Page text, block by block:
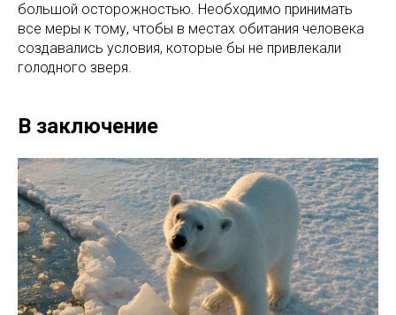
большой осторожностью. Необходимо принимать
все меры к тому, чтобы в местах обитания человека
создавались условия, которые бы не привлекали
голодного зверя.
В заключение